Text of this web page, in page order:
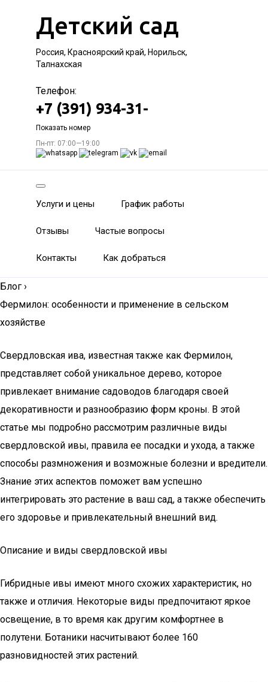
Детский сад
Россия, Красноярский край, Норильск,
Талнахская
Телефон:
+7 (391) 934-31-
Показать номер
Пн-пт: 07:00—19:00
Услуги и цены График работы
Отзывы Частые вопросы
Контакты Как добраться
Блог ›
Фермилон: особенности и применение в сельском
хозяйстве
Свердловская ива, известная также как Фермилон,
представляет собой уникальное дерево, которое
привлекает внимание садоводов благодаря своей
декоративности и разнообразию форм кроны. В этой
статье мы подробно рассмотрим различные виды
свердловской ивы, правила ее посадки и ухода, а также
способы размножения и возможные болезни и вредители.
Знание этих аспектов поможет вам успешно
интегрировать это растение в ваш сад, а также обеспечить
его здоровье и привлекательный внешний вид.
Описание и виды свердловской ивы
Гибридные ивы имеют много схожих характеристик, но
также и отличия. Некоторые виды предпочитают яркое
освещение, в то время как другим комфортнее в
полутени. Ботаники насчитывают более 160
разновидностей этих растений.